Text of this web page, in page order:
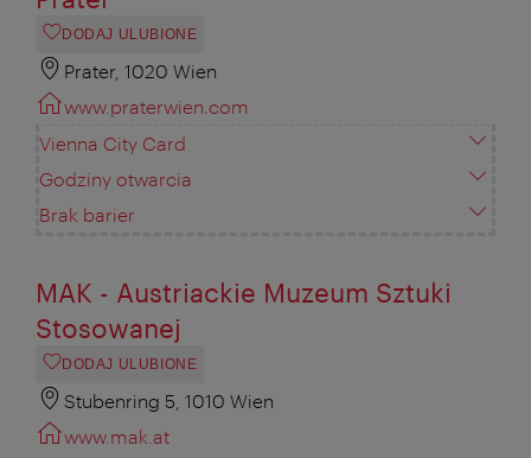
DODAJ ULUBIONE
Prater, 1020 Wien
www.praterwien.com
Vienna City Card
Godziny otwarcia
Brak barier
MAK - Austriackie Muzeum Sztuki
Stosowanej
DODAJ ULUBIONE
Stubenring 5, 1010 Wien
www.mak.at